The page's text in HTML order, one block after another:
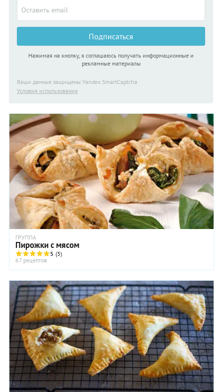
Подписаться
Нажимая на кнопку, я соглашаюсь получать информационные и
рекламные материалы
Ваши данные защищены Yandex SmartCaptcha
Условия использования
ГРУППА
Пирожки с мясом
5 (3)
67 рецептов